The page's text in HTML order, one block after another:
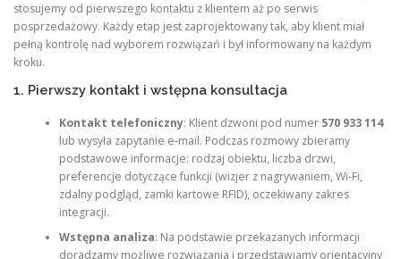
stosujemy od pierwszego kontaktu z klientem aż po serwis
posprzedażowy. Każdy etap jest zaprojektowany tak, aby klient miał
pełną kontrolę nad wyborem rozwiązań i był informowany na każdym
kroku.
1. Pierwszy kontakt i wstępna konsultacja
Kontakt telefoniczny: Klient dzwoni pod numer 570 933 114
lub wysyła zapytanie e‑mail. Podczas rozmowy zbieramy
podstawowe informacje: rodzaj obiektu, liczba drzwi,
preferencje dotyczące funkcji (wizjer z nagrywaniem, Wi‑Fi,
zdalny podgląd, zamki kartowe RFID), oczekiwany zakres
integracji.
Wstępna analiza: Na podstawie przekazanych informacji
doradzamy możliwe rozwiązania i przedstawiamy orientacyjny